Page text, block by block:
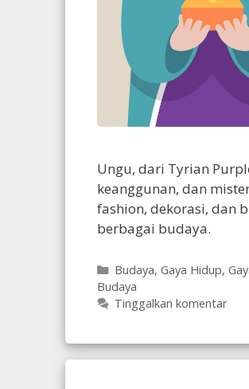
Ungu, dari Tyrian
keanggunan, dan
fashion, dekorasi, dan
berbagai budaya.
Kategori
Budaya, Gaya Hidup,
Budaya
Tinggalkan komentar